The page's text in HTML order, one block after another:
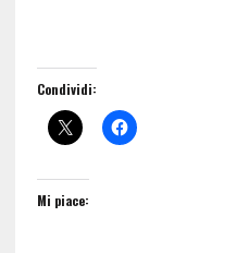
Condividi:
Mi piace: